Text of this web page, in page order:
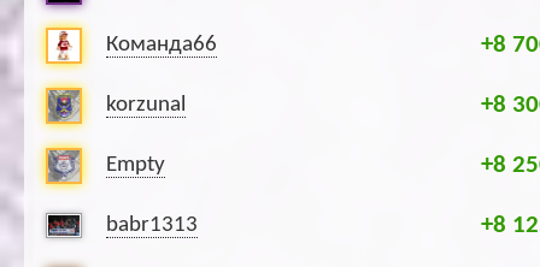
Команда66 +8
korzunal +8
Empty +8
babr1313 +8